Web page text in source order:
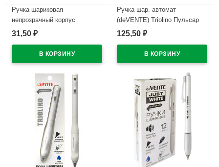
Ручка шариковая
непрозрачный корпус
(deVENTE) Простые линии
синий корпус арт.5073626
31,50 ₽
Ручка шар. автомат
(deVENTE) Triolino Пульсар
(Pulsar) н/
арт.5070610 (Ст12)
125,50 ₽